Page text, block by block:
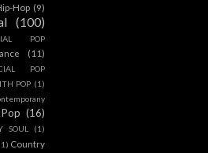
Hop (9)
(100)
POP
(11)
POP
POP (1)
(16)
SOUL
(1)
Country